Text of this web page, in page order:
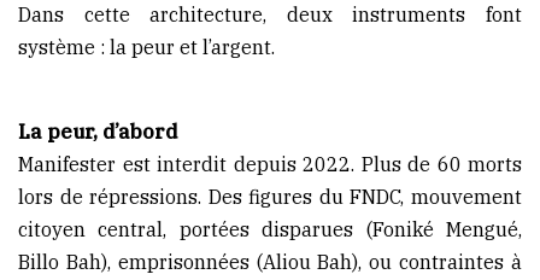
Dans cette architecture, deux instruments font
système : la peur et l’argent.
La peur, d’abord
Manifester est interdit depuis 2022. Plus de 60 morts
lors de répressions. Des figures du FNDC, mouvement
citoyen central, portées disparues (Foniké Mengué,
Billo Bah), emprisonnées (Aliou Bah), ou contraintes à